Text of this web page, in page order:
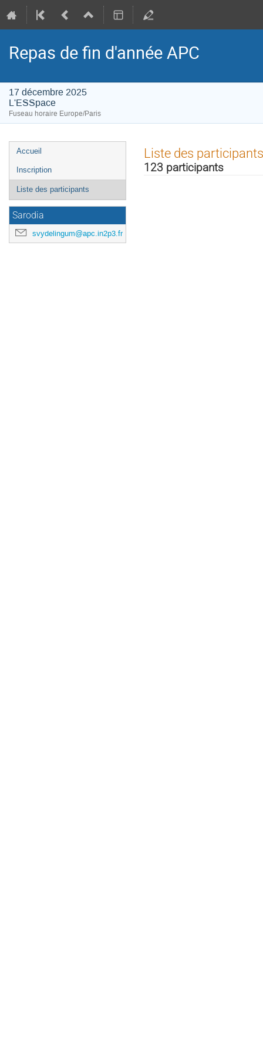
Repas de fin d'année APC
17 décembre 2025
L'ESSpace
Fuseau horaire Europe/Paris
Menu
de
l'événement
Accueil
Inscription
Liste des participants
Sarodia
svydelingum@apc.in2p3.fr
Liste des participants
123 participants